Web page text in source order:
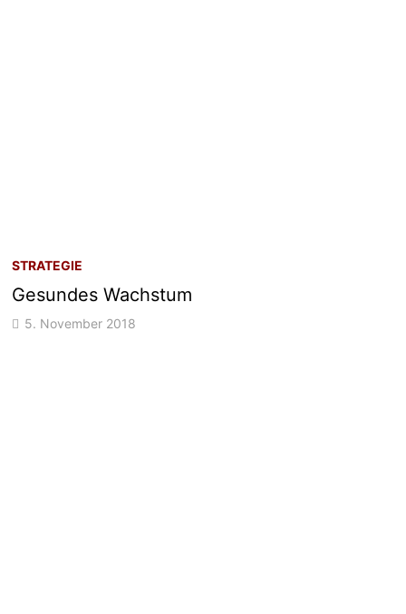
STRATEGIE
Gesundes Wachstum
5. November 2018